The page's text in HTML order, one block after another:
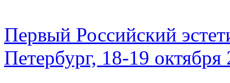
Первый Российский
Петербург, 18-19 октября